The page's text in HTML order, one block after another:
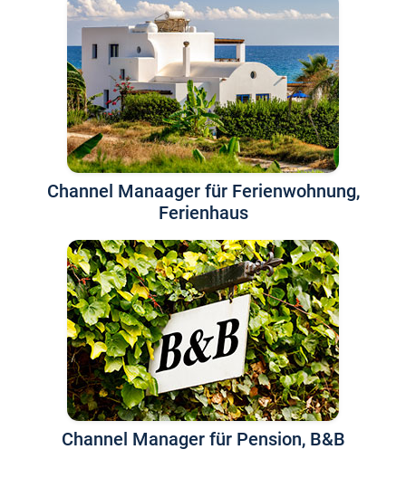
Channel Manaager für Ferienwohnung,
Ferienhaus
Channel Manager für Pension, B&B